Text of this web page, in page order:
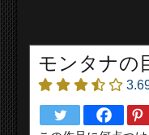
モンタナの